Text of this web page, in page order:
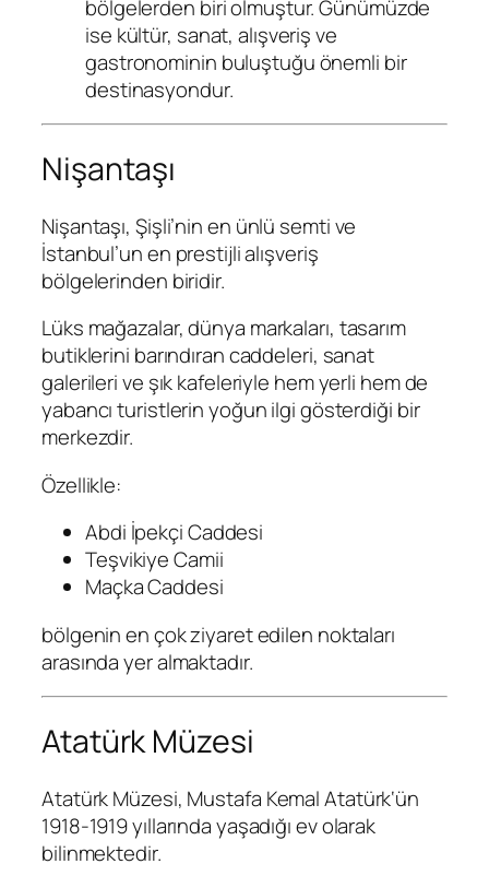
bölgelerden biri olmuştur. Günümüzde
ise kültür, sanat, alışveriş ve
gastronominin buluştuğu önemli bir
destinasyondur.
Nişantaşı
Nişantaşı, Şişli’nin en ünlü semti ve
İstanbul’un en prestijli alışveriş
bölgelerinden biridir.
Lüks mağazalar, dünya markaları, tasarım
butiklerini barındıran caddeleri, sanat
galerileri ve şık kafeleriyle hem yerli hem de
yabancı turistlerin yoğun ilgi gösterdiği bir
merkezdir.
Özellikle:
Abdi İpekçi Caddesi
Teşvikiye Camii
Maçka Caddesi
bölgenin en çok ziyaret edilen noktaları
arasında yer almaktadır.
Atatürk Müzesi
Atatürk Müzesi, Mustafa Kemal Atatürk‘ün
1918-1919 yıllarında yaşadığı ev olarak
bilinmektedir.